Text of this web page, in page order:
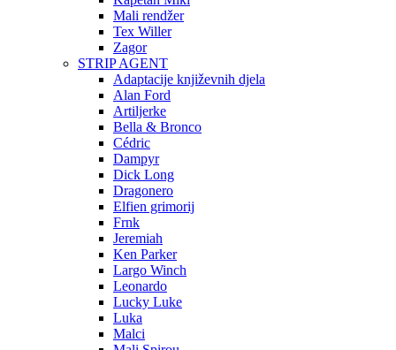
Mali rendžer
Tex Willer
Zagor
STRIP AGENT
Adaptacije književnih djela
Alan Ford
Artiljerke
Bella & Bronco
Cédric
Dampyr
Dick Long
Dragonero
Elfien grimorij
Frnk
Jeremiah
Ken Parker
Largo Winch
Leonardo
Lucky Luke
Luka
Malci